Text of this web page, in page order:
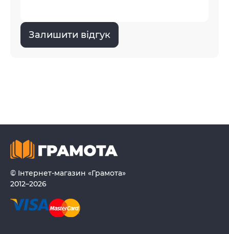
Залишити відгук
© Інтернет-магазин «Грамота»
2012–2026